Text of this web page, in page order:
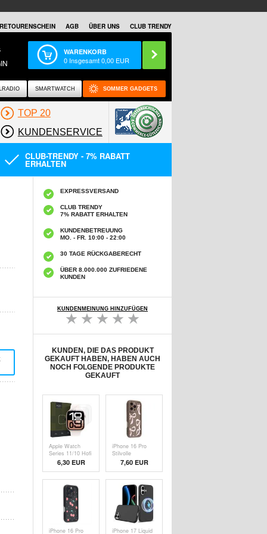
RETOURENSCHEIN AGB ÜBER UNS CLUB TRENDY
WARENKORB
0 Insgesamt0,00 EUR
SMARTWATCH SOMMER GADGETS
TOP 20
KUNDENSERVICE
CLUB-TRENDY - 7% RABATT
ERHALTEN
EXPRESSVERSAND
CLUB TRENDY
7% RABATT ERHALTEN
KUNDENBETREUUNG
MO. - FR. 10:00 - 22:00
30 TAGE RÜCKGABERECHT
ÜBER 8.000.000 ZUFRIEDENE
KUNDEN
KUNDENMEINUNG HINZUFÜGEN
KUNDEN, DIE DAS PRODUKT
GEKAUFT HABEN, HABEN AUCH
NOCH FOLGENDE PRODUKTE
GEKAUFT
Apple Watch
Series 11/10 Hofi
HydroFlex Pro+
Hydrogel
Displayschutzfolie
- 42mm - 2 Stk. -
6,30 EUR
iPhone 16 Pro
Stilvolle
stoßfeste TPU-
Hülle mit
erhöhten
Rändern - Braun
/ Große Schleife
7,60 EUR
iPhone 16 Pro
iPhone 17 Liquid